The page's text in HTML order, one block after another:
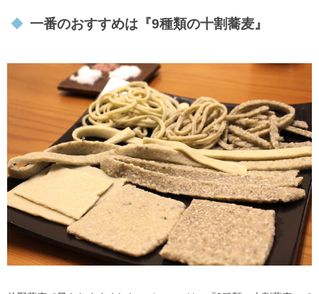
一番のおすすめは『9種類の十割蕎麦』